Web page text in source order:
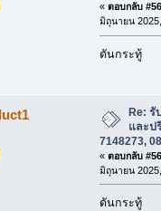
« ตอบกลับ
มิถุนายน
ดันกระทู้
Re: รั
และป
7148273,
« ตอบกลับ
มิถุนายน
ดันกระทู้